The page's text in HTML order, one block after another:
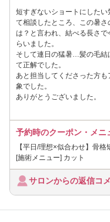
短すぎないショートにした
て相談したところ、この暑
は？と言われ、結べる長さ
らいました。
そして連日の猛暑…髪の毛結
て正解でした。
あと担当してくださった方
象でした。
ありがとうございました。
予約時のクーポン・メニ
【平日/理想×似合わせ】骨
[施術メニュー] カット
サロンからの返信コ